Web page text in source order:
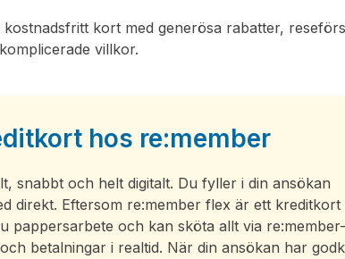
kort med generösa rabatter,
villkor.
hos re:member
snabbt och helt digitalt. Du fyller i din ansökan
direkt. Eftersom re:member flex är ett kreditkort
pappersarbete och kan sköta allt via
betalningar i realtid. När din ansökan har